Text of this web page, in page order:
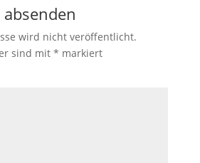
wird nicht veröffentlicht.
sind mit * markiert